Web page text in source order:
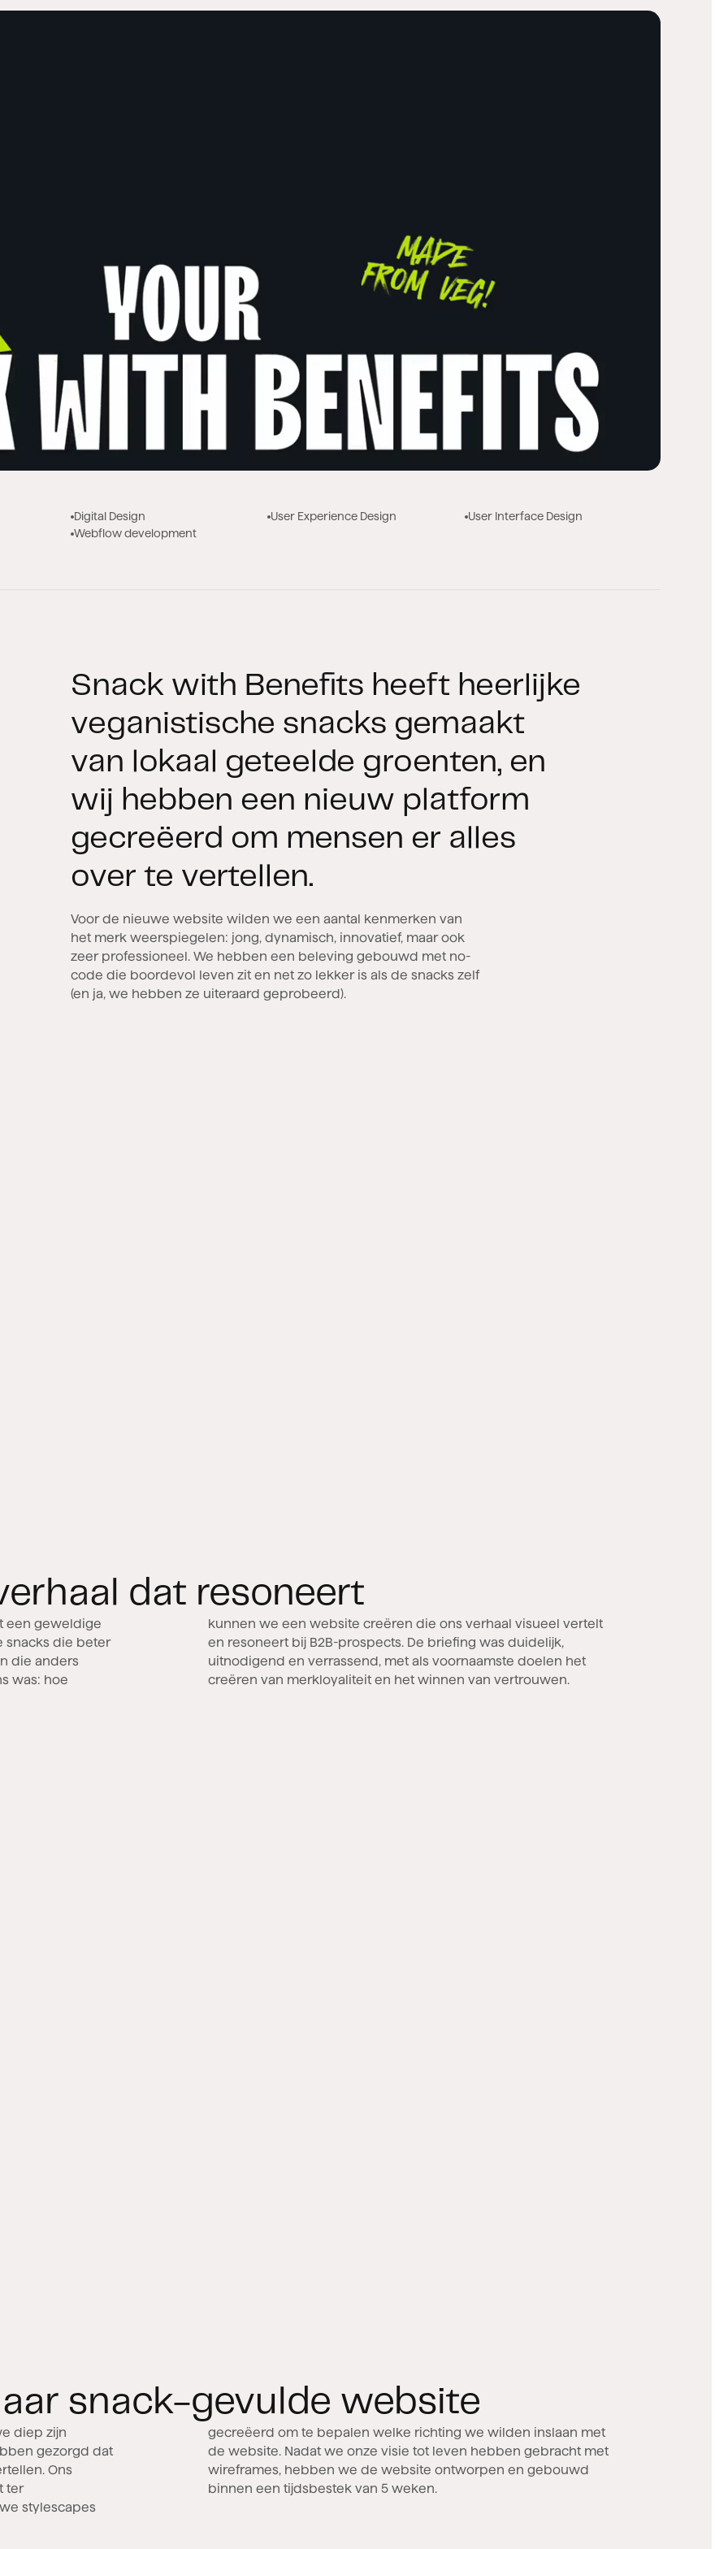
Digital Design User Experience Design
User Interface Design
Webflow development
Snack with Benefits heeft heerlijke
veganistische snacks gemaakt
van lokaal geteelde groenten, en
wij hebben een nieuw platform
gecreëerd om mensen er alles
over te vertellen.
Voor de nieuwe website wilden we een aantal kenmerken van
het merk weerspiegelen: jong, dynamisch, innovatief, maar ook
zeer professioneel. We hebben een beleving gebouwd met no-
code die boordevol leven zit en net zo lekker is als de snacks zelf
(en ja, we hebben ze uiteraard geprobeerd).
dat resoneert
een geweldige
snacks die beter
die anders
was: hoe
visueel vertelt
was duidelijk,
doelen het
creëren van merkloyaliteit en het winnen van vertrouwen.
snack-gevulde website
diep zijn
gezorgd dat
Ons
ter
stylescapes
met
gebracht met
gebouwd
binnen een tijdsbestek van 5 weken.